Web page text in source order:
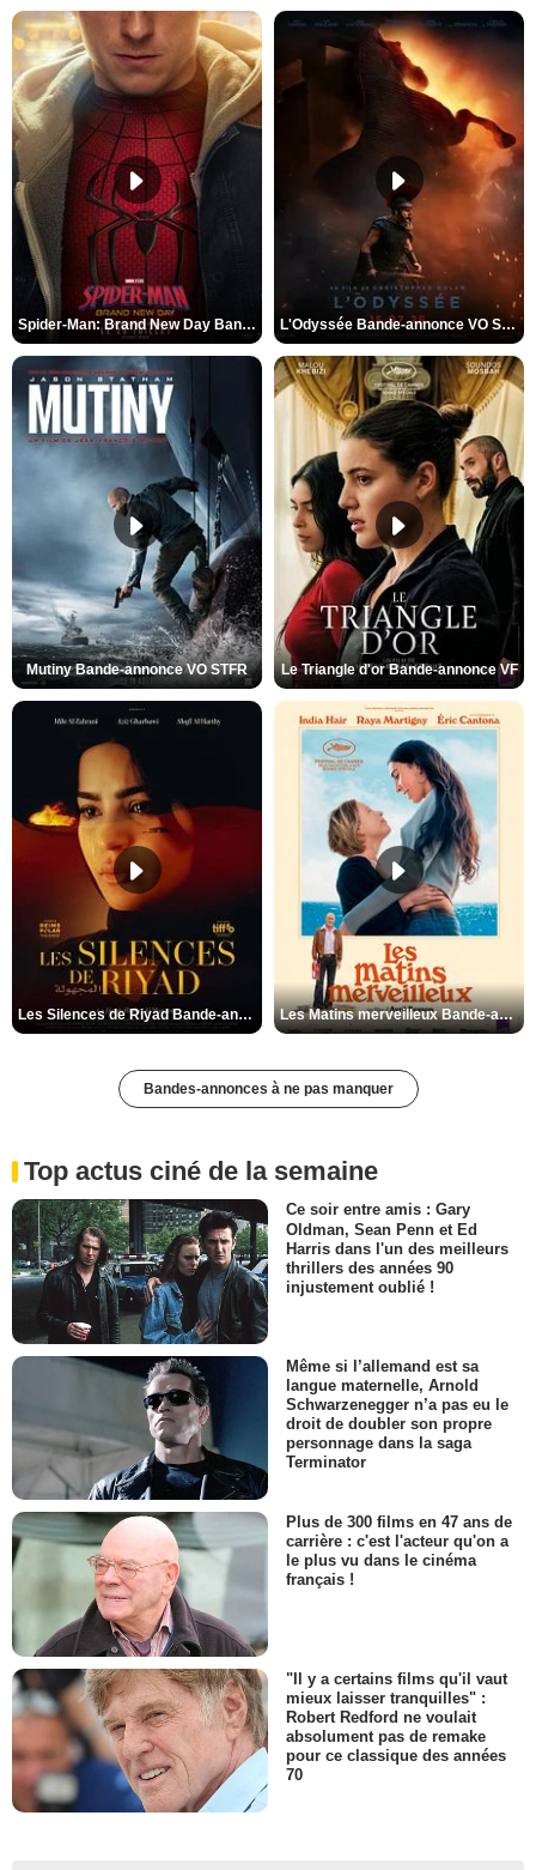
Spider-Man: Brand New Day Bande-annonce VO STFR L'Odyssée Bande-annonce VO STFR
Mutiny Bande-annonce VO STFR Le Triangle d'or Bande-annonce VF
Les Silences de Riyad Bande-annonce VO STFR Les Matins merveilleux Bande-annonce VF
Bandes-annonces à ne pas manquer
Top actus ciné de la semaine
Ce soir entre amis : Gary
Oldman, Sean Penn et Ed
Harris dans l'un des meilleurs
thrillers des années 90
injustement oublié !
Même si l’allemand est sa
langue maternelle, Arnold
Schwarzenegger n’a pas eu le
droit de doubler son propre
personnage dans la saga
Terminator
Plus de 300 films en 47 ans de
carrière : c'est l'acteur qu'on a
le plus vu dans le cinéma
français !
"Il y a certains films qu'il vaut
mieux laisser tranquilles" :
Robert Redford ne voulait
absolument pas de remake
pour ce classique des années
70